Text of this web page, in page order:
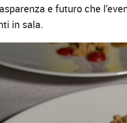
e futuro che
in sala.